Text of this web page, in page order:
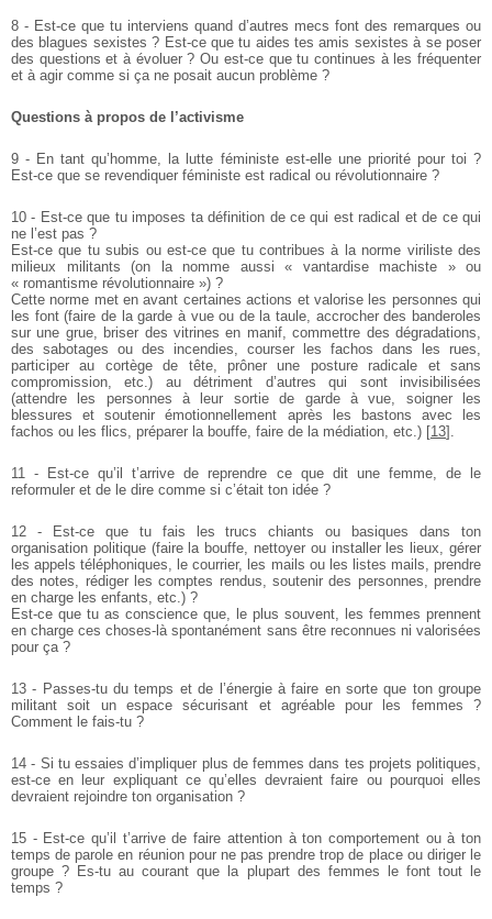
8 - Est-ce que tu interviens quand d’autres mecs font des remarques ou
des blagues sexistes ? Est-ce que tu aides tes amis sexistes à se poser
des questions et à évoluer ? Ou est-ce que tu continues à les fréquenter
et à agir comme si ça ne posait aucun problème ?
Questions à propos de l’activisme
9 - En tant qu’homme, la lutte féministe est-elle une priorité pour toi ?
Est-ce que se revendiquer féministe est radical ou révolutionnaire ?
10 - Est-ce que tu imposes ta définition de ce qui est radical et de ce qui
ne l’est pas ?
Est-ce que tu subis ou est-ce que tu contribues à la norme viriliste des
milieux militants (on la nomme aussi « vantardise machiste » ou
« romantisme révolutionnaire ») ?
Cette norme met en avant certaines actions et valorise les personnes qui
les font (faire de la garde à vue ou de la taule, accrocher des banderoles
sur une grue, briser des vitrines en manif, commettre des dégradations,
des sabotages ou des incendies, courser les fachos dans les rues,
participer au cortège de tête, prôner une posture radicale et sans
compromission, etc.) au détriment d’autres qui sont invisibilisées
(attendre les personnes à leur sortie de garde à vue, soigner les
blessures et soutenir émotionnellement après les bastons avec les
fachos ou les flics, préparer la bouffe, faire de la médiation, etc.) [13]
11 - Est-ce qu’il t’arrive de reprendre ce que dit une femme, de le
reformuler et de le dire comme si c’était ton idée ?
12 - Est-ce que tu fais les trucs chiants ou basiques dans ton
organisation politique (faire la bouffe, nettoyer ou installer les lieux, gérer
les appels téléphoniques, le courrier, les mails ou les listes mails, prendre
des notes, rédiger les comptes rendus, soutenir des personnes, prendre
en charge les enfants, etc.) ?
Est-ce que tu as conscience que, le plus souvent, les femmes prennent
en charge ces choses-là spontanément sans être reconnues ni valorisées
pour ça ?
13 - Passes-tu du temps et de l’énergie à faire en sorte que ton groupe
militant soit un espace sécurisant et agréable pour les femmes ?
Comment le fais-tu ?
14 - Si tu essaies d’impliquer plus de femmes dans tes projets politiques,
est-ce en leur expliquant ce qu’elles devraient faire ou pourquoi elles
devraient rejoindre ton organisation ?
15 - Est-ce qu’il t’arrive de faire attention à ton comportement ou à ton
temps de parole en réunion pour ne pas prendre trop de place ou diriger le
groupe ? Es-tu au courant que la plupart des femmes le font tout le
temps ?